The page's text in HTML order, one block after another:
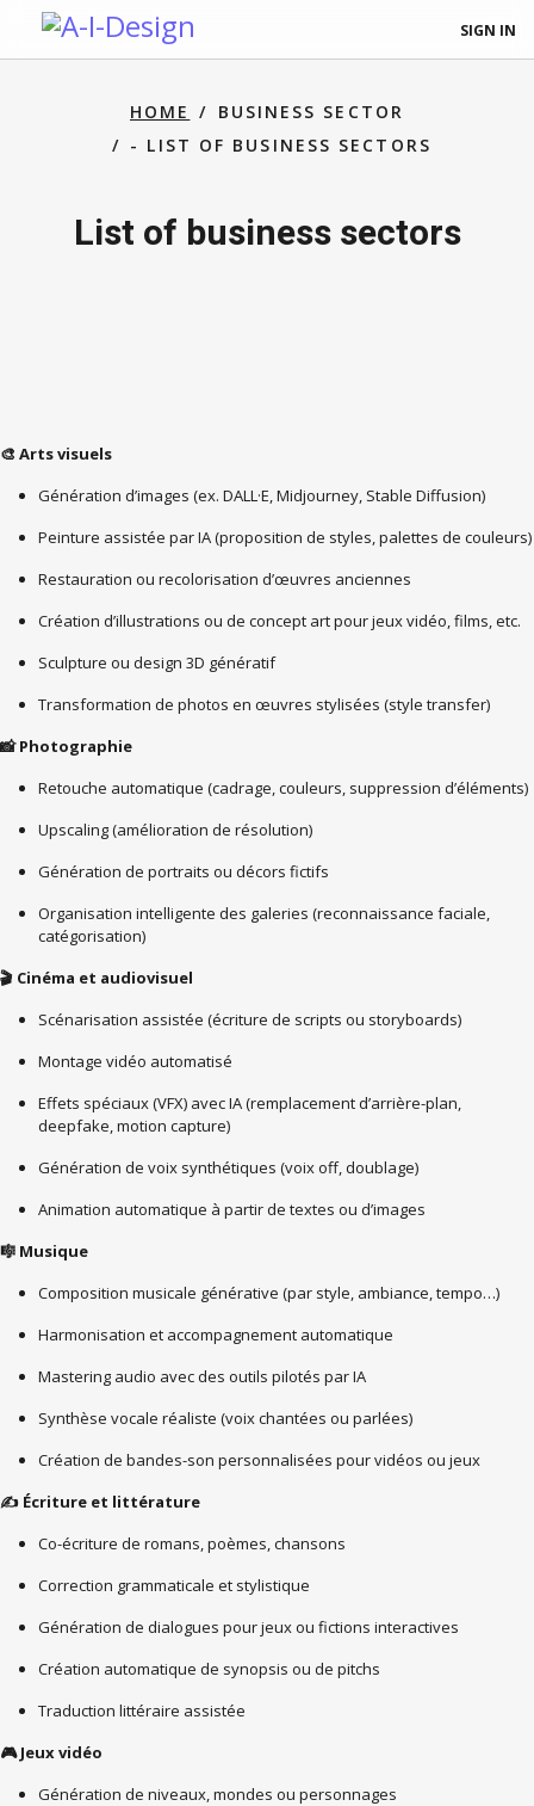
SIGN IN
HOME
BUSINESS SECTOR
- LIST OF BUSINESS SECTORS
List of business sectors
🎨 Arts visuels
Génération d’images (ex. DALL·E, Midjourney, Stable Diffusion)
Peinture assistée par IA (proposition de styles, palettes de couleurs)
Restauration ou recolorisation d’œuvres anciennes
Création d’illustrations ou de concept art pour jeux vidéo, films, etc.
Sculpture ou design 3D génératif
Transformation de photos en œuvres stylisées (style transfer)
📸Photographie
Retouche automatique (cadrage, couleurs, suppression d’éléments)
Upscaling (amélioration de résolution)
Génération de portraits ou décors fictifs
Organisation intelligente des galeries (reconnaissance faciale,
catégorisation)
🎬 Cinéma et audiovisuel
Scénarisation assistée (écriture de scripts ou storyboards)
Montage vidéo automatisé
Effets spéciaux (VFX) avec IA (remplacement d’arrière-plan,
deepfake, motion capture)
Génération de voix synthétiques (voix off, doublage)
Animation automatique à partir de textes ou d’images
🎼 Musique
Composition musicale générative (par style, ambiance, tempo…)
Harmonisation et accompagnement automatique
Mastering audio avec des outils pilotés par IA
Synthèse vocale réaliste (voix chantées ou parlées)
Création de bandes-son personnalisées pour vidéos ou jeux
✍️ Écriture et littérature
Co-écriture de romans, poèmes, chansons
Correction grammaticale et stylistique
Génération de dialogues pour jeux ou fictions interactives
Création automatique de synopsis ou de pitchs
Traduction littéraire assistée
🎮Jeux vidéo
Génération de niveaux, mondes ou personnages